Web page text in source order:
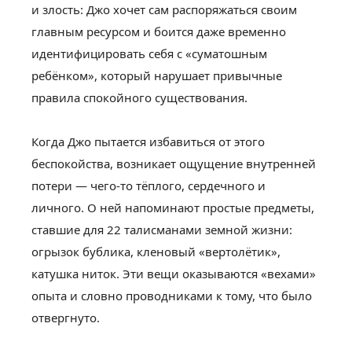
и злость: Джо хочет сам распоряжаться своим
главным ресурсом и боится даже временно
идентифицировать себя с «суматошным
ребёнком», который нарушает привычные
правила спокойного существования.
Когда Джо пытается избавиться от этого
беспокойства, возникает ощущение внутренней
потери — чего-то тёплого, сердечного и
личного. О ней напоминают простые предметы,
ставшие для 22 талисманами земной жизни:
огрызок бублика, кленовый «вертолётик»,
катушка ниток. Эти вещи оказываются «вехами»
опыта и словно проводниками к тому, что было
отвергнуто.